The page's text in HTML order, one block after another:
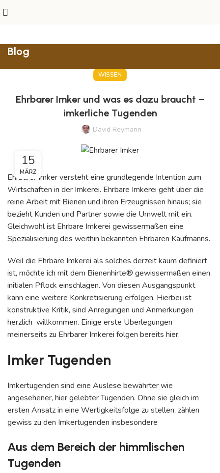
Blog
WISSEN
Ehrbarer Imker und was es dazu braucht –
imkerliche Tugenden
David Reymann
15
MÄRZ
Ehrbarer Imker versteht eine grundlegende Intention zum
Wirtschaften in der Imkerei. Ehrbare Imkerei geht über die
reine Arbeit mit Bienen und ihren Erzeugnissen hinaus; sie
bezieht Kunden und Partner sowie die Umwelt mit ein.
Gleichwohl ist Ehrbare Imkerei gewissermaßen eine
Spezialisierung des weithin bekannten Ehrbaren Kaufmanns.
Weil die Ehrbare Imkerei als solches derzeit kaum definiert
ist, möchte ich mit dem Bienenhirte® gewissermaßen einen
initialen Pflock einschlagen. Von diesen Ausgangspunkt
kann eine weitere Konkretisierung erfolgen. Hierbei ist
konstruktive Kritik, sind Anregungen und Anmerkungen
herzlich willkommen. Einige erste Überlegungen
meinerseits zu Ehrbarer Imkerei folgen bereits hier.
Imker Tugenden
Imkertugenden sind eine Auslese bewährter wie
angesehener, hier gelebter Tugenden. Ohne sie gleich im
ersten Ansatz in eine Wertigkeitsfolge zu stellen, zählen
gewiss zu den Imkertugenden insbesondere
Aus dem Bereich der himmlischen
Tugenden